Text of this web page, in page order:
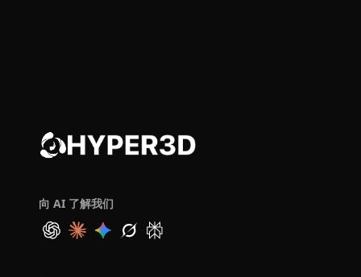
向 AI 了解我们